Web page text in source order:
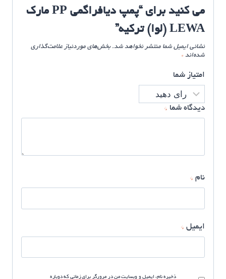
می کنید برای “پمپ دیافراگمی PP مارک
LEWA (لوا) ترکیه”
نشانی ایمیل شما منتشر نخواهد شد. بخش‌های موردنیاز علامت‌گذاری
شده‌اند *
امتیاز شما
دیدگاه شما *
نام *
ایمیل *
ذخیره نام، ایمیل و وبسایت من در مرورگر برای زمانی که دوباره